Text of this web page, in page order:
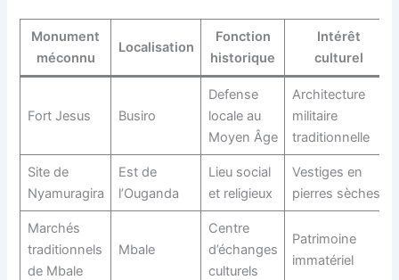
Monument
méconnu
Localisation
Fonction
historique
Intérêt
culturel
Fort Jesus Busiro
Defense
locale au
Moyen Âge
Architecture
militaire
traditionnelle
Site de
Nyamuragira
Est de
l’Ouganda
Lieu social
et religieux
Vestiges en
pierres sèches
Marchés
traditionnels
de Mbale
Mbale
Centre
d’échanges
culturels
Patrimoine
immatériel